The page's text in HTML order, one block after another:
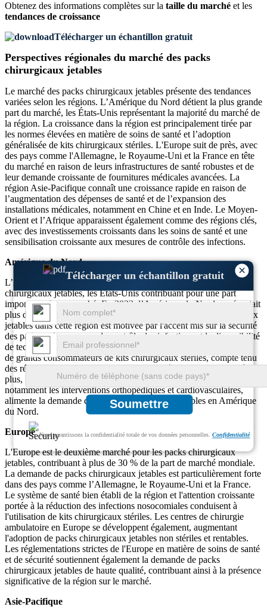
×
Télécharger un échantillon gratuit
Soumettre
Nous garantissons la confidentialité totale de vos données personnelles.Confidentialité
Obtenez des informations complètes sur la taille du marché et les
tendances de croissance
Télécharger un échantillon gratuit
Perspectives régionales du marché des packs
chirurgicaux jetables
Le marché des packs chirurgicaux jetables présente des tendances
variées selon les régions. L’Amérique du Nord détient la plus grande
part du marché, les États-Unis représentant la majorité du marché de
la région. La croissance dans la région est principalement tirée par
les normes élevées en matière de soins de santé et l’adoption
généralisée de kits chirurgicaux stériles. L'Europe suit de près, avec
des pays comme l'Allemagne, le Royaume-Uni et la France en tête
du marché en raison de leurs infrastructures de santé robustes et de
leur demande croissante de fournitures médicales avancées. La
région Asie-Pacifique connaît une croissance rapide en raison de
l’augmentation des dépenses de santé et de l’expansion des
installations médicales, notamment en Chine et en Inde. Le Moyen-
Orient et l’Afrique apparaissent également comme des régions clés,
avec des investissements croissants dans les soins de santé et une
sensibilisation croissante aux mesures de contrôle des infections.
Amérique du Nord
L’Amérique du Nord reste le plus grand marché pour les packs
chirurgicaux jetables, les États-Unis contribuant pour une part
importante de ce marché. En 2023, l’Amérique du Nord représentait
plus de 40 % du marché mondial. L'adoption de packs chirurgicaux
jetables dans cette région est motivée par l'accent mis sur la sécurité
des patients, les mesures de contrôle des infections et la disponibilité
de technologies médicales avancées. Les hôpitaux américains sont
de grands consommateurs de kits chirurgicaux stériles, compte tenu
des réglementations strictes du pays en matière de soins de santé. De
plus, la prévalence croissante des interventions chirurgicales,
notamment les interventions orthopédiques et cardiovasculaires,
alimente la demande de trousses chirurgicales jetables en Amérique
du Nord.
Europe
L'Europe est le deuxième marché pour les packs chirurgicaux
jetables, contribuant à plus de 30 % de la part de marché mondiale.
La demande de packs chirurgicaux jetables est particulièrement forte
dans des pays comme l’Allemagne, le Royaume-Uni et la France.
Le système de santé bien établi de la région et l'attention croissante
portée à la réduction des infections nosocomiales conduisent à
l'utilisation de kits chirurgicaux stériles. Les centres de chirurgie
ambulatoire en Europe se développent également, augmentant
l'adoption de packs chirurgicaux jetables non stériles et rentables.
Les réglementations strictes de l'Europe en matière de soins de santé
et de sécurité soutiennent également la demande de packs
chirurgicaux jetables de haute qualité, contribuant ainsi à la présence
significative de la région sur le marché.
Asie-Pacifique